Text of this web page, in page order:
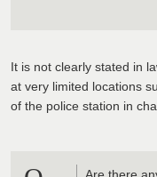
It is not clearly stated in
at very limited locations
of the police station in